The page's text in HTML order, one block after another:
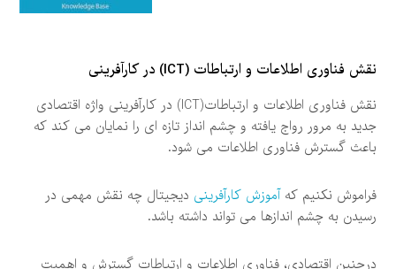
نقش فناوری اطلاعات و ارتباطات (ICT) در کارآفرینی
نقش فناوری اطلاعات و ارتباطات(ICT) در کارآفرینی واژه اقتصادی
جدید به مرور رواج یافته و چشم انداز تازه ای را نمایان می کند که
باعث گسترش فناوری اطلاعات می شود.
فراموش نکنیم کهآموزش کارآفرینی دیجیتال چه نقش مهمی در
رسیدن به چشم اندازها می تواند داشته باشد.
درچنین اقتصادی، فناوری اطلاعات و ارتباطات گسترش و اهمیت